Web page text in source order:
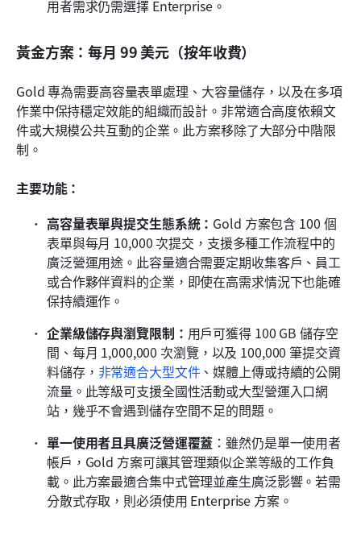
用者需求仍需選擇 Enterprise。
黃金方案：每月 99 美元（按年收費）
Gold 專為需要高容量表單處理、大容量儲存，以及在多項
作業中保持穩定效能的組織而設計。非常適合高度依賴文
件或大規模公共互動的企業。此方案移除了大部分中階限
制。
主要功能：
高容量表單與提交生態系統： Gold 方案包含 100 個
表單與每月 10,000 次提交，支援多種工作流程中的
廣泛營運用途。此容量適合需要定期收集客戶、員工
或合作夥伴資料的企業，即使在高需求情況下也能確
保持續運作。
企業級儲存與瀏覽限制： 用戶可獲得 100 GB 儲存空
間、每月 1,000,000 次瀏覽，以及 100,000 筆提交資
料儲存， 非常適合大型文件、媒體上傳或持續的公開
流量。此等級可支援全國性活動或大型營運入口網
站，幾乎不會遇到儲存空間不足的問題。
單一使用者且具廣泛營運覆蓋 ：雖然仍是單一使用者
帳戶，Gold 方案可讓其管理類似企業等級的工作負
載。此方案最適合集中式管理並產生廣泛影響。若需
分散式存取，則必須使用 Enterprise 方案。